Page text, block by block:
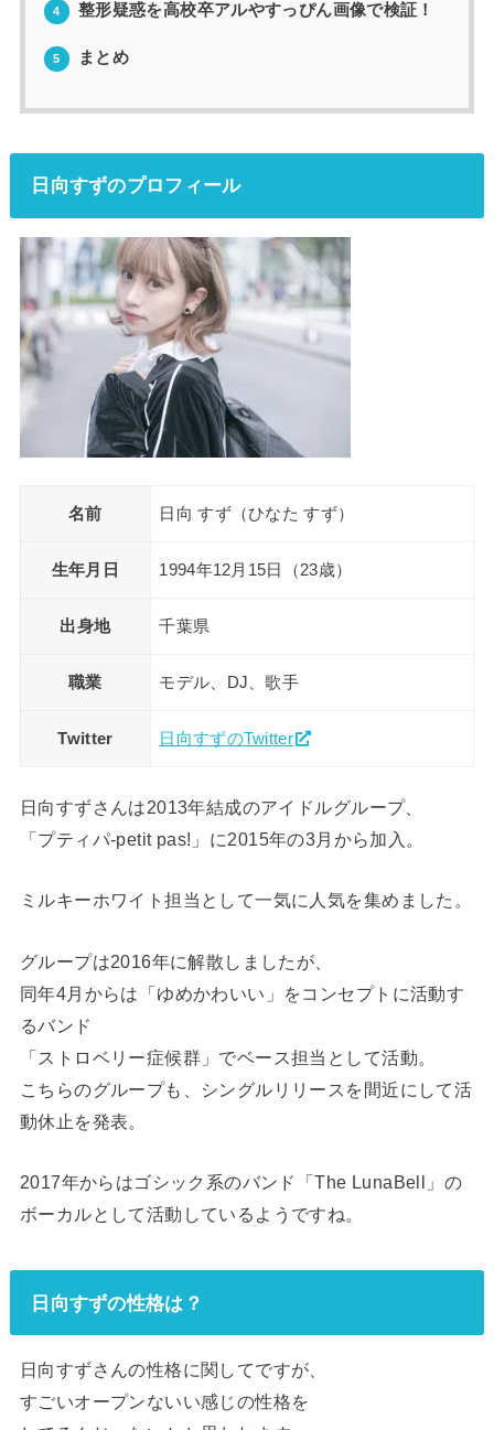
4 整形疑惑を高校卒アルやすっぴん画像で検証！
5 まとめ
日向すずのプロフィール
名前 日向 すず（ひなた すず）
生年月日 1994年12月15日（23歳）
出身地 千葉県
職業 モデル、DJ、歌手
Twitter 日向すずのTwitter
日向すずさんは2013年結成のアイドルグループ、
「プティパ-petit pas!」に2015年の3月から加入。
ミルキーホワイト担当として一気に人気を集めました。
グループは2016年に解散しましたが、
同年4月からは「ゆめかわいい」をコンセプトに活動す
るバンド
「ストロベリー症候群」でベース担当として活動。
こちらのグループも、シングルリリースを間近にして活
動休止を発表。
2017年からはゴシック系のバンド「The LunaBell」の
ボーカルとして活動しているようですね。
日向すずの性格は？
日向すずさんの性格に関してですが、
すごいオープンないい感じの性格を